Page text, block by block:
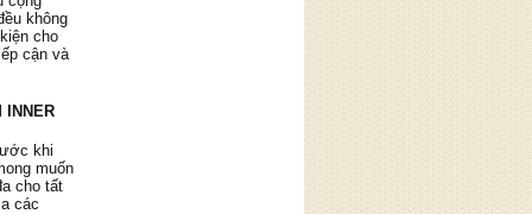
ra rất
cuộc
không
cho
cận và
INNER
khi
muốn
cho tất
các